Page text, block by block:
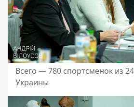
Всего — 780 спортсменок из
Украины